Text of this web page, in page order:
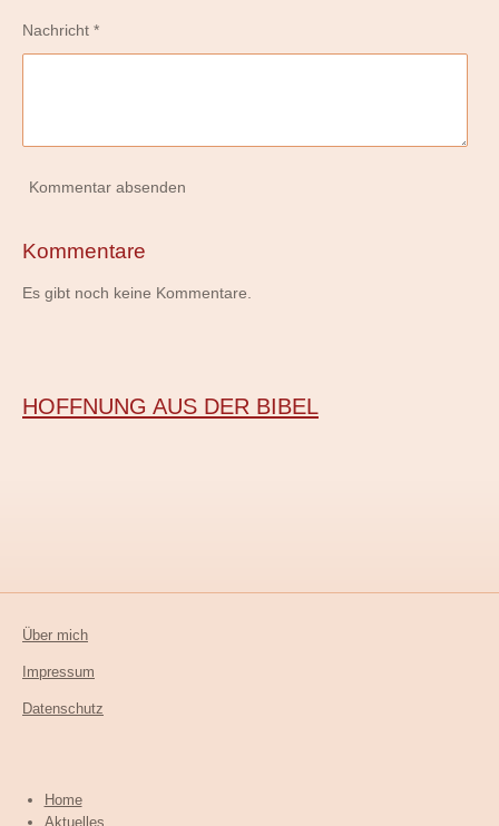
Nachricht *
Kommentar absenden
Kommentare
Es gibt noch keine Kommentare.
HOFFNUNG AUS DER BIBEL
Über mich
Impressum
Datenschutz
Home
Aktuelles